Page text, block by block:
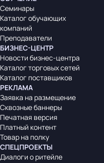
Семинары
Каталог обучающих
компаний
Преподаватели
БИЗНЕС-ЦЕНТР
Новости бизнес-центра
Каталог торговых сетей
Каталог поставщиков
РЕКЛАМА
Заявка на размещение
Сквозные баннеры
Печатная версия
Платный контент
Товар на полку
СПЕЦПРОЕКТЫ
Диалоги о ритейле